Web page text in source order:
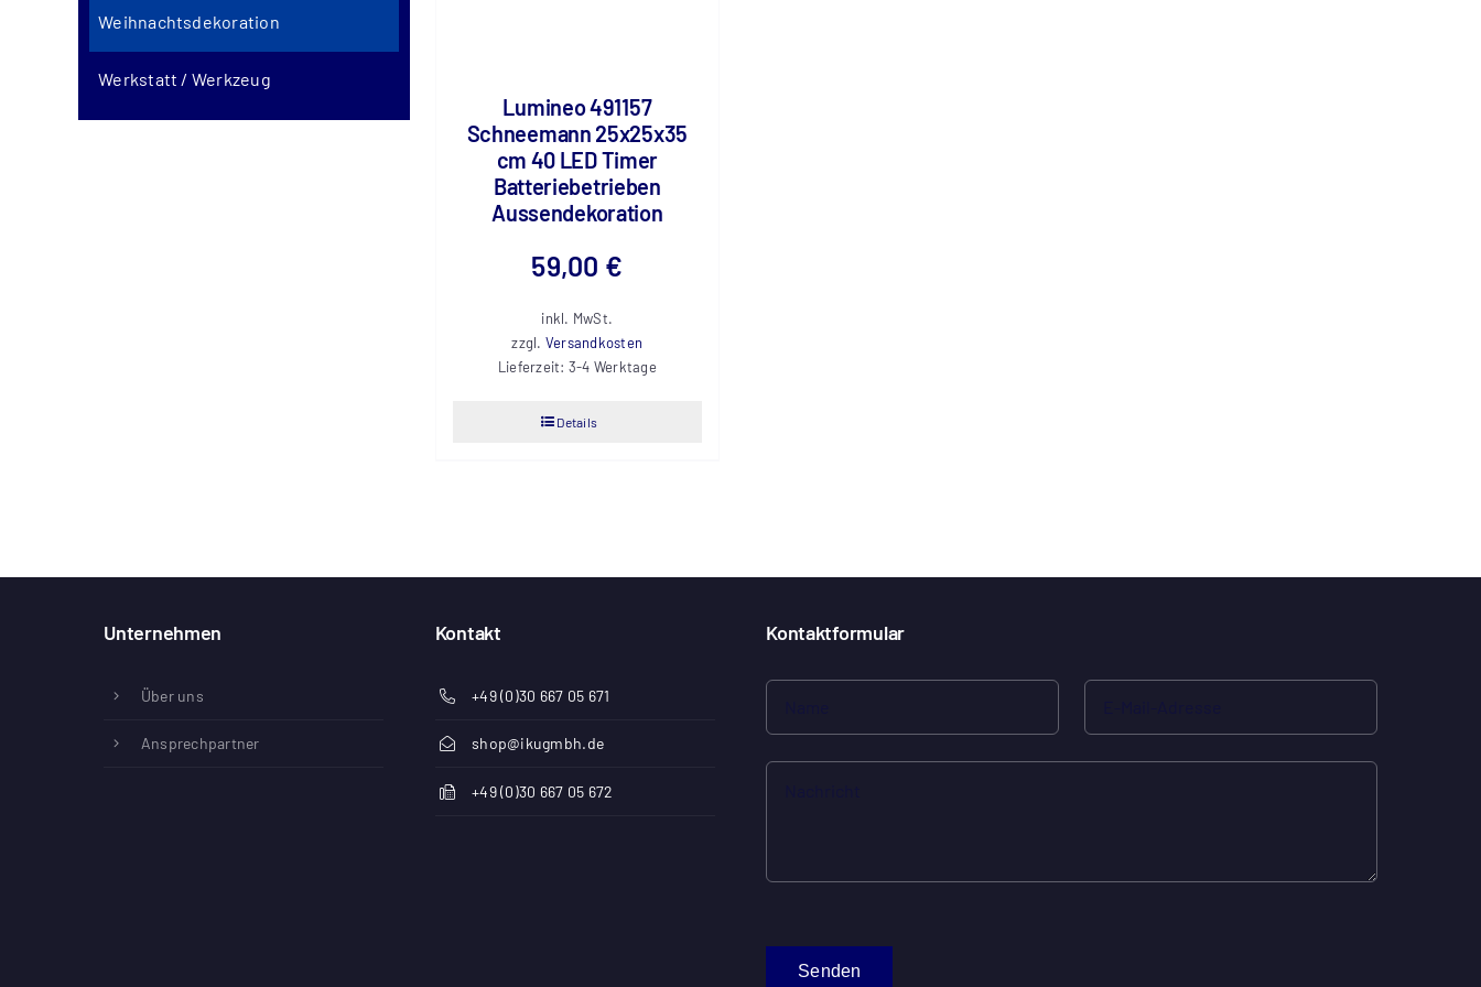
Weihnachtsdekoration
Werkstatt / Werkzeug
Lumineo 491157
Schneemann 25x25x35
cm 40 LED Timer
Batteriebetrieben
Aussendekoration
59,00 €
inkl. MwSt.
zzgl. Versandkosten
Lieferzeit: 3-4 Werktage
Details
Unternehmen
Über uns
Ansprechpartner
Kontakt
+49 (0)30 667 05 671
shop@ikugmbh.de
+49 (0)30 667 05 672
Kontaktformular
Senden